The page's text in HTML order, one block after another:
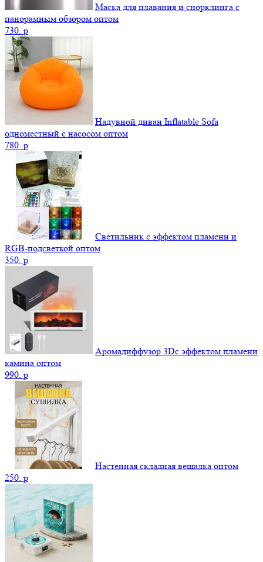
Маска для плавания и снорклинга с
панорамным обзором оптом
730. p
Надувной диван Inflatable Sofa
одноместный с насосом оптом
780. p
Светильник с эффектом пламени и
RGB-подсветкой оптом
350. p
Аромадиффузор 3Dс эффектом пламени
камина оптом
990. p
Настенная складная вешалка оптом
250. p